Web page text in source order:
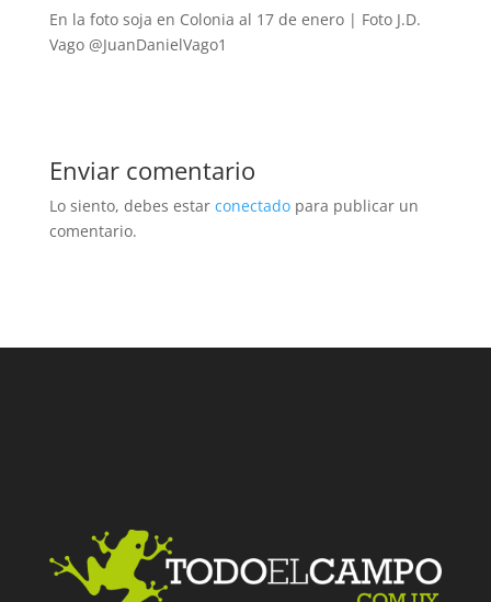
En la foto soja en Colonia al 17 de enero | Foto J.D.
Vago @JuanDanielVago1
Enviar comentario
Lo siento, debes estar conectadopara publicar un
comentario.
Facebook